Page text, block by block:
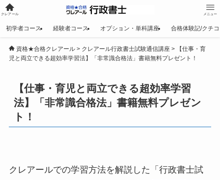
クレアール メニュー
初学者コース 経験者コース オプション・単科講座 合格体験記/クチ
資格★合格クレアール> クレアール行政書士試験通信講座>
【仕事・育
児と両立できる超効率学習法】「非常識合格法」書籍無料プレゼント！
【仕事・育児と両立できる超効率学習
法】「非常識合格法」書籍無料プレゼン
ト！
クレアールでの学習方法を解説した「行政書士試